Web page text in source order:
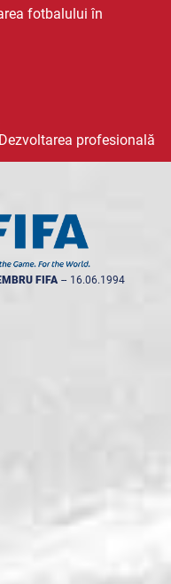
fotbalului în
profesională
FIFA -- 16.06.1994